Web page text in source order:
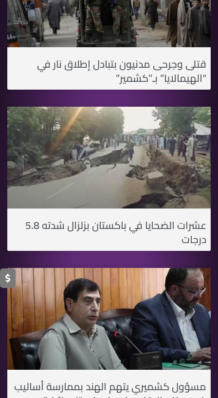
قتلى وجرحى مدنيون بتبادل إطلاق نار في
“الهيمالايا” بـ”كشمير”
عشرات الضحايا في باكستان بزلزال شدته 5.8
درجات
مسؤول كشميري يتهم الهند بممارسة أساليب